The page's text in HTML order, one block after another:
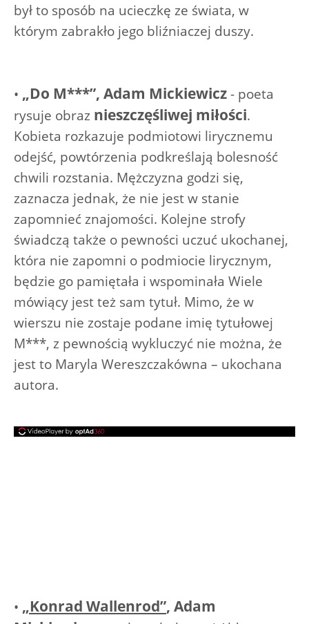
był to sposób na ucieczkę ze świata, w
którym zabrakło jego bliźniaczej duszy.
• „Do M***”, Adam Mickiewicz- poeta
rysuje obraz nieszczęśliwej miłości.
Kobieta rozkazuje podmiotowi lirycznemu
odejść, powtórzenia podkreślają bolesność
chwili rozstania. Mężczyzna godzi się,
zaznacza jednak, że nie jest w stanie
zapomnieć znajomości. Kolejne strofy
świadczą także o pewności uczuć ukochanej,
która nie zapomni o podmiocie lirycznym,
będzie go pamiętała i wspominała Wiele
mówiący jest też sam tytuł. Mimo, że w
wierszu nie zostaje podane imię tytułowej
M***, z pewnością wykluczyć nie można, że
jest to Maryla Wereszczakówna – ukochana
autora.
• „Konrad Wallenrod”, Adam